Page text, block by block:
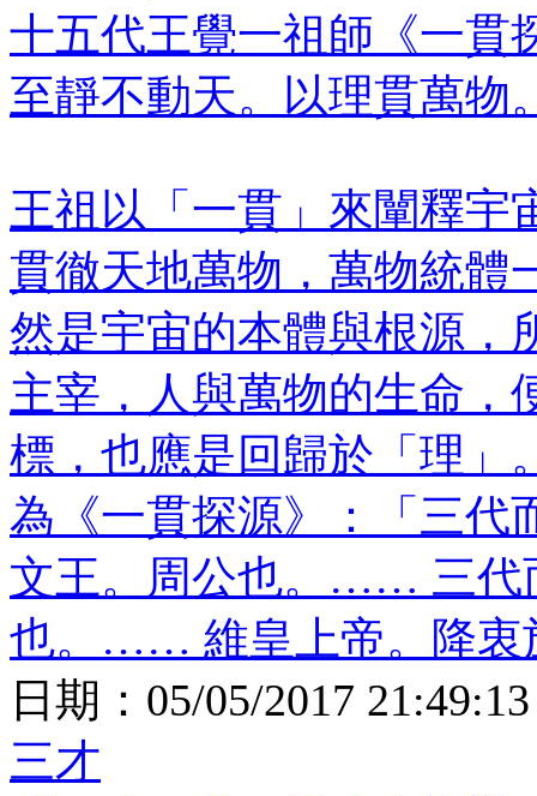
十五代王覺一祖師《一貫
至靜不動天。以理貫萬物
王祖以「一貫」來闡釋宇
貫徹天地萬物，萬物統體
然是宇宙的本體與根源，
主宰，人與萬物的生命，
標，也應是回歸於「理」
為《一貫探源》：「三代
文王。周公也。…… 三代
也。…… 維皇上帝。降衷
日期： 05/05/2017 21:49:13
三才